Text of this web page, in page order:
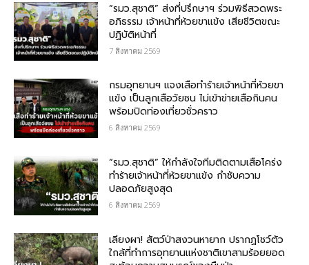
“รมว.สุชาติ” ส่งที่ปรึกษาฯ ร่วมพิธีสวดพระ
อภิธรรม เจ้าหน้าที่ห้วยขาแข้ง เสียชีวิตขณะ
ปฏิบัติหน้าที่
7 สิงหาคม 2569
กรม​อุทยานฯ แจงเสือทำร้ายเจ้าหน้าที่ห้วยขา
แข้ง เป็นลูกเสือวัยซน ไม่เข้าข่ายเสือกินคน
พร้อมปิดท่องเที่ยวชั่วคราว
6 สิงหาคม 2569
“รมว.สุชาติ” ให้กำลังใจทีมติดตามเสือโคร่ง
ทำร้ายเจ้าหน้าที่ห้วยขาแข้ง กำชับความ
ปลอดภัยสูงสุด
6 สิงหาคม 2569
เลียงผา! สัตว์ป่าสงวนหายาก ปรากฏโชว์ตัว
ใกล้ที่ทำการอุทยานแห่งชาติเขาสามร้อยยอด